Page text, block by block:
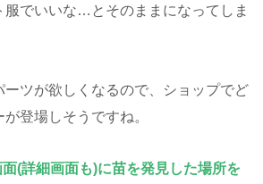
服でいいな…とそのままになってしま
ーツが欲しくなるので、ショップでど
登場しそうですね。
(詳細画面も)に苗を発見した場所を